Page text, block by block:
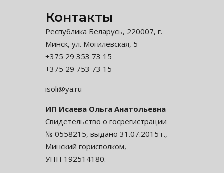
Контакты
Республика Беларусь, 220007, г.
Минск, ул. Могилевская, 5
+375 29 353 73 15
+375 29 753 73 15
isoli@ya.ru
ИП Исаева Ольга Анатольевна
Свидетельство о госрегистрации
№ 0558215, выдано 31.07.2015 г.,
Минский горисполком,
УНП 192514180.